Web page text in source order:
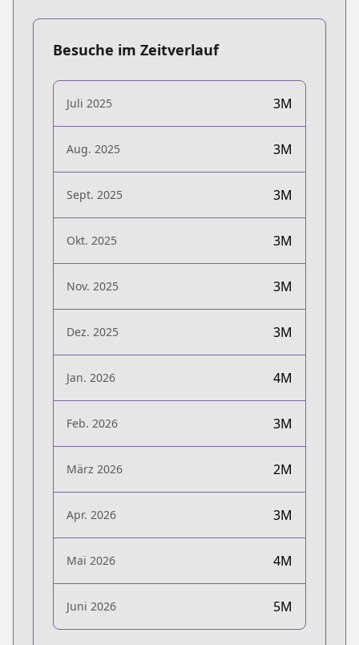
Besuche im Zeitverlauf
Juli 2025 3M
Aug. 2025 3M
Sept. 2025 3M
Okt. 2025 3M
Nov. 2025 3M
Dez. 2025 3M
Jan. 2026 4M
Feb. 2026 3M
März 2026 2M
Apr. 2026 3M
Mai 2026 4M
Juni 2026 5M